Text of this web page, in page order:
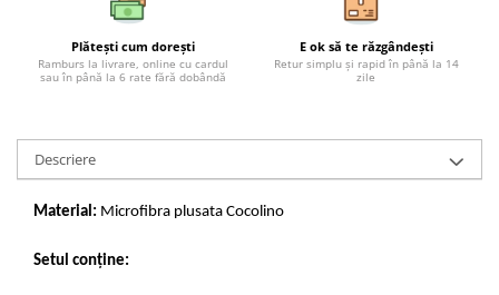
Plătești cum dorești
Ramburs la livrare, online cu cardul
sau în până la 6 rate fără dobândă
E ok să te răzgândești
Retur simplu și rapid în până la 14
zile
Descriere
Material: Microfibra plusata Cocolino
Setul conține: